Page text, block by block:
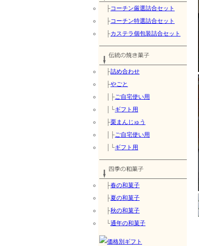
├コーチン厳選詰合セット
├コーチン特選詰合セット
├カステラ個包装詰合セット
├詰め合わせ
├やごと
│├ご自宅使い用
│└ギフト用
├栗まんじゅう
│├ご自宅使い用
│└ギフト用
├春の和菓子
├夏の和菓子
├秋の和菓子
└通年の和菓子